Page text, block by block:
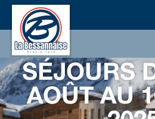
SÉJOURS
AOÛT AU